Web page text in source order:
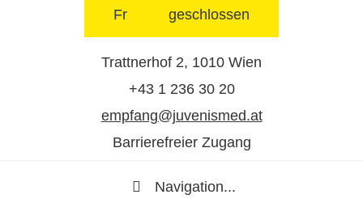
Fr
geschlossen
Trattnerhof 2, 1010 Wien
+43 1 236 30 20
empfang@juvenismed.at
Barrierefreier Zugang
Navigation...